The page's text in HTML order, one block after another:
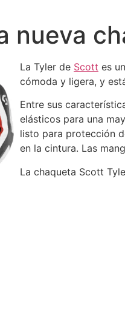
nueva
La Tyler de Scott es
cómoda y ligera, y
Entre sus
elásticos para una
listo para protección
en la cintura. Las
La chaqueta Scott